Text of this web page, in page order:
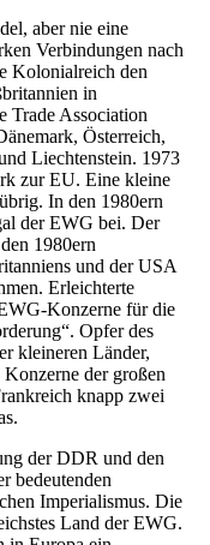
aber nie eine
Verbindungen nach
Kolonialreich den
in
Trade Association
Österreich,
Liechtenstein. 1973
zur EU. Eine kleine
In den 1980ern
der EWG bei. Der
1980ern
und der USA
Erleichterte
Konzerne für die
Opfer des
kleineren Länder,
der großen
knapp zwei
der DDR und den
bedeutenden
Imperialismus. Die
Land der EWG.